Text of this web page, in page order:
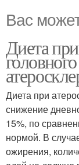
Вас
Диета
Диета при
снижение
15%, по
нормой. В
ожирения,